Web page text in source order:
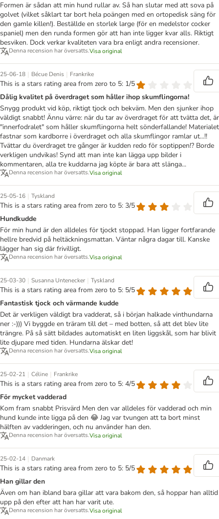
Formen är sådan att min hund rullar av. Så han slutar med att sova på
golvet (vilket såklart tar bort hela poängen med en ortopedisk säng för
den gamle killen!). Beställde en storlek large (för en medelstor cocker
spaniel) men den runda formen gör att han inte ligger kvar alls. Riktigt
besviken. Dock verkar kvaliteten vara bra enligt andra recensioner.
Denna recension har översatts.Visa original
25-06-18 | Bécue Denis | Frankrike
This is a stars rating area from zero to 5: 1/5
Dålig kvalitet på överdraget som håller ihop skumflingorna!
Snygg produkt vid köp, riktigt tjock och bekväm. Men den sjunker ihop
väldigt snabbt! Ännu värre: när du tar av överdraget för att tvätta det, är
"innerfodralet" som håller skumflingorna helt sönderfallande! Materialet
fastnar som kardborre i överdraget och alla skumflingor ramlar ut...!!
Tvättar du överdraget tre gånger är kudden redo för soptippen!? Borde
verkligen undvikas! Synd att man inte kan lägga upp bilder i
kommentaren, alla tre kuddarna jag köpte är bara att slänga...
Denna recension har översatts.Visa original
25-05-16 | Tyskland
This is a stars rating area from zero to 5: 3/5
Hundkudde
För min hund är den alldeles för tjockt stoppad. Han ligger fortfarande
hellre bredvid på heltäckningsmattan. Väntar några dagar till. Kanske
lägger han sig där frivilligt.
Denna recension har översatts.Visa original
25-03-30 | Susanna Untenecker | Tyskland
This is a stars rating area from zero to 5: 5/5
Fantastisk tjock och värmande kudde
Det är verkligen väldigt bra vadderat, så i början halkade vinthundarna
ner :-))) Vi byggde en träram till det – med botten, så att det blev lite
trängre. På så sätt bildades automatiskt en liten liggskål, som har blivit
lite djupare med tiden. Hundarna älskar det!
Denna recension har översatts.Visa original
25-02-21 | Céline | Frankrike
This is a stars rating area from zero to 5: 4/5
För mycket vadderad
Kom fram snabbt Prisvärd Men den var alldeles för vadderad och min
hund kunde inte ligga på den 😂 Jag var tvungen att ta bort minst
hälften av vadderingen, och nu använder han den.
Denna recension har översatts.Visa original
25-02-14 | Danmark
This is a stars rating area from zero to 5: 5/5
Han gillar den
Även om han ibland bara gillar att vara bakom den, så hoppar han alltid
upp på den efter att han har varit ute.
Denna recension har översatts.Visa original